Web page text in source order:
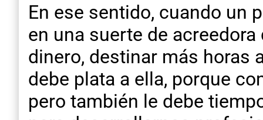
En ese sentido, cuando un
en una suerte de
dinero, destinar más horas
debe plata a ella, porque
pero también le debe